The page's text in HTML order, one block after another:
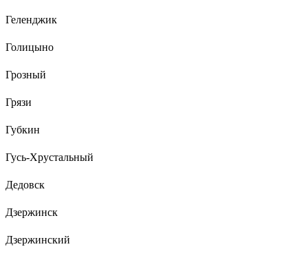
Геленджик
Голицыно
Грозный
Грязи
Губкин
Гусь-Хрустальный
Дедовск
Дзержинск
Дзержинский